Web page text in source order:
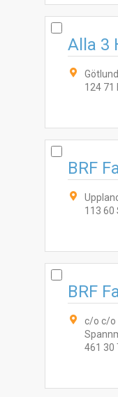
Alla 3
124 71
BRF
113 60
BRF
c/o c/o
461 30